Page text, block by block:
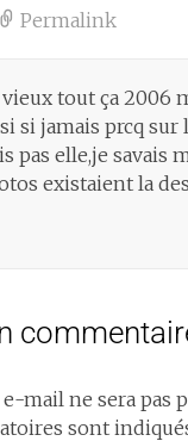
Permalink
vieux tout ça 2006
si jamais prcq sur
pas elle,je savais
existaient la
mail ne sera pas
sont